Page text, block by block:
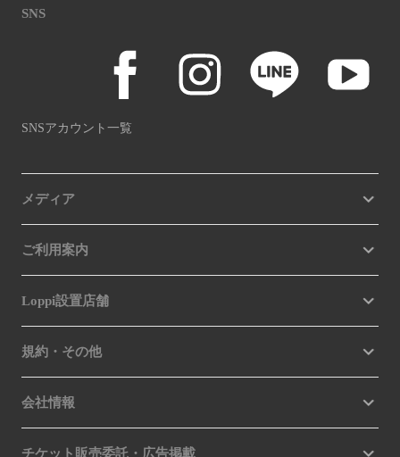
SNS
SNSアカウント一覧
メディア
ご利用案内
Loppi設置店舗
規約・その他
会社情報
チケット販売委託・広告掲載